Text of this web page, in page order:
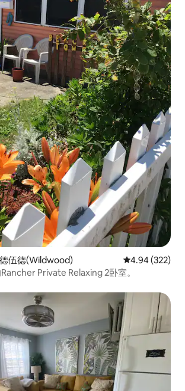
伍德(Wildwood) 平均评分 4.94
4.94 (322)
Private Relaxing 2卧室。